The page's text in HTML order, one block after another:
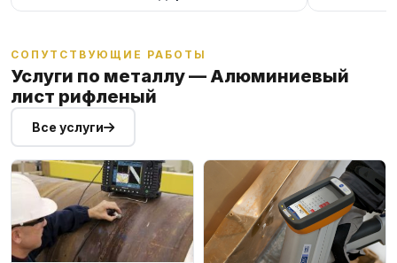
СОПУТСТВУЮЩИЕ РАБОТЫ
Услуги по металлу — Алюминиевый
лист рифленый
Все услуги